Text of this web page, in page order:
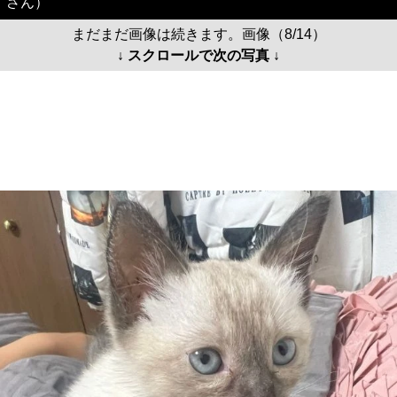
まだまだ画像は続きます。画像（8/14）
↓ スクロールで次の写真 ↓